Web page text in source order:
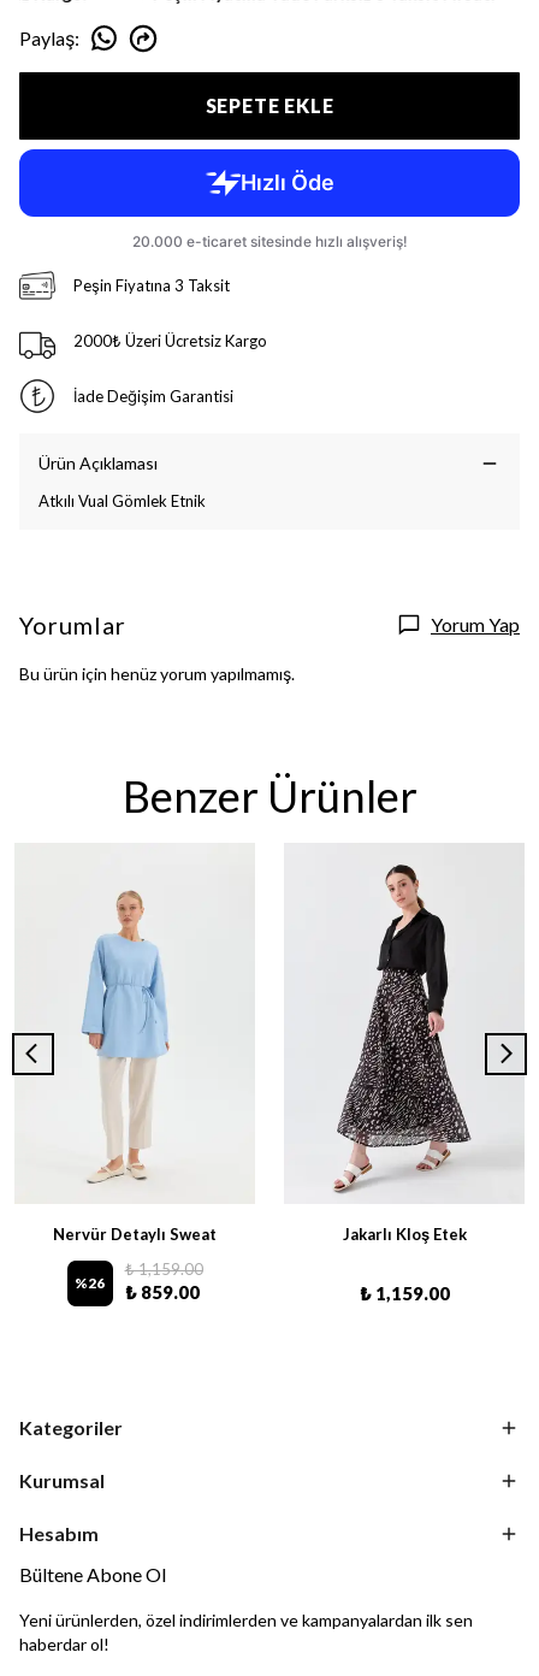
Paylaş:
SEPETE EKLE
Peşin Fiyatına 3 Taksit
2000₺ Üzeri Ücretsiz Kargo
İade Değişim Garantisi
Ürün Açıklaması
Atkılı Vual Gömlek Etnik
Yorumlar Yorum Yap
Bu ürün için henüz yorum yapılmamış.
Benzer Ürünler
Nervür Detaylı Sweat
%26
₺ 1,159.00
₺ 859.00
Jakarlı Kloş Etek
₺ 1,159.00
Kategoriler
Kurumsal
Hesabım
Bültene Abone Ol
Yeni ürünlerden, özel indirimlerden ve kampanyalardan ilk sen
haberdar ol!